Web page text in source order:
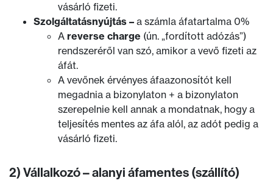
vásárló fizeti.
Szolgáltatásnyújtás – a számla áfatartalma 0%
A reverse charge (ún. „fordított adózás”)
rendszeréről van szó, amikor a vevő fizeti az
áfát.
A vevőnek érvényes áfaazonosítót kell
megadnia a bizonylaton + a bizonylaton
szerepelnie kell annak a mondatnak, hogy a
teljesítés mentes az áfa alól, az adót pedig a
vásárló fizeti.
2) Vállalkozó – alanyi áfamentes (szállító)